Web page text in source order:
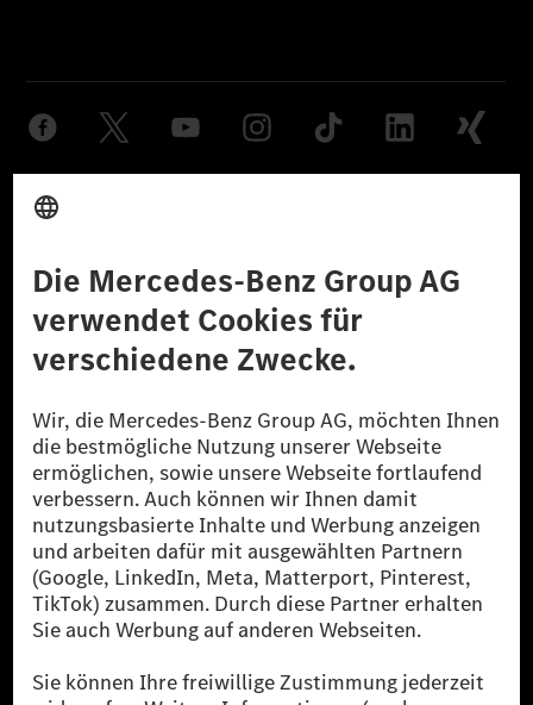
© 2026 Mercedes-Benz Group AG. Alle Rechte vorbehalten.
reduzierte CO₂-Emissionen bei der Mercedes-Benz Group durch
zertifizierte Ausgleichsprojekte kompensiert werden.
[2] Renewable Charging ist ein integraler Bestandteil von MB.CHARGE
Public in Europa, den USA, Kanada und China. Sofern an der jeweiligen
Ladestation noch kein Strom aus erneuerbaren Energien vorliegt,
verwendet Renewable Charging Grünstromzertifikate*. Diese stellen
sicher, dass für Ladevorgänge über MB.CHARGE Public eine äquivalente
Strommenge aus erneuerbaren Energien ins Stromnetz eingespeist wird.
Sie stammen ausschließlich aus Wind- und Solarkraftanlagen, die jünger
als sechs Jahre sind.
* Inkl. EKOenergy Ökolabel
* Die angegebenen Werte wurden nach dem vorgeschriebenen
Messverfahren WLTP (Worldwide harmonised Light vehicles Test